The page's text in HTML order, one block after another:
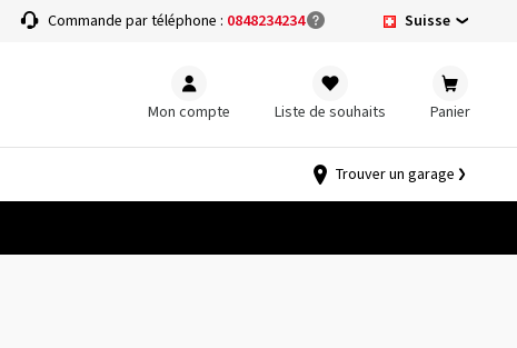
Commande par téléphone : 0848234234 Suisse
Mon compte Liste de souhaits Panier
Trouver un garage